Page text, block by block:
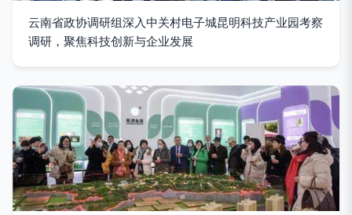
云南省政协调研组深入中关村电子城昆明科技产业园考察
调研，聚焦科技创新与企业发展